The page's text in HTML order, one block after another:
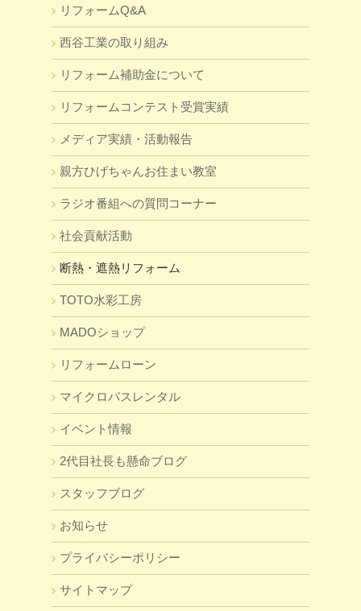
リフォームQ&A
西谷工業の取り組み
リフォーム補助金について
リフォームコンテスト受賞実績
メディア実績・活動報告
親方ひげちゃんお住まい教室
ラジオ番組への質問コーナー
社会貢献活動
断熱・遮熱リフォーム
TOTO水彩工房
MADOショップ
リフォームローン
マイクロバスレンタル
イベント情報
2代目社長も懸命ブログ
スタッフブログ
お知らせ
プライバシーポリシー
サイトマップ